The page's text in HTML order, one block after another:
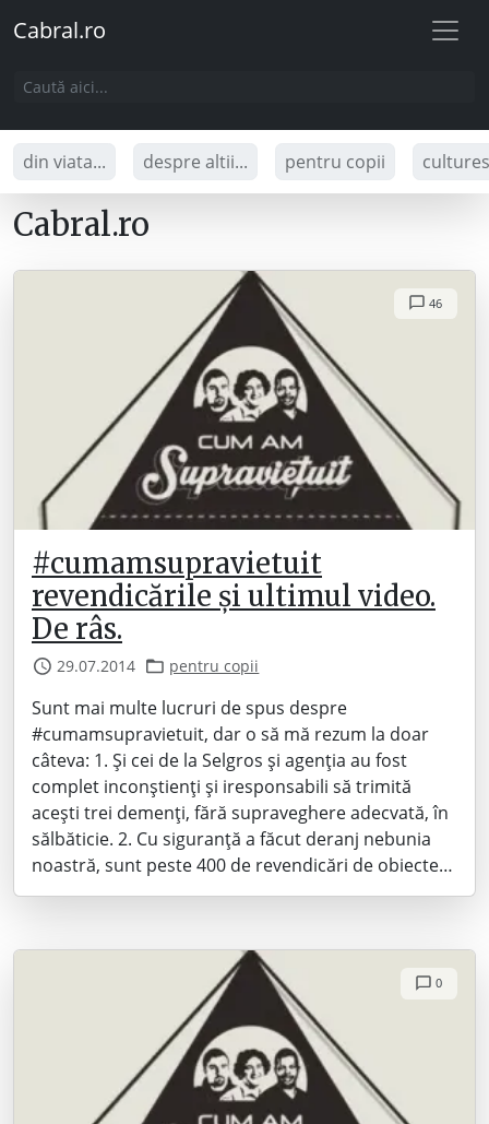
Cabral.ro
din viata... despre altii... pentru copii
Cabral.ro
46
#cumamsupravietuit
revendicările și ultimul video.
De râs.
29.07.2014 pentru copii
Sunt mai multe lucruri de spus despre
#cumamsupravietuit, dar o să mă rezum la doar
câteva: 1. Și cei de la Selgros și agenția au fost
complet inconștienți și iresponsabili să trimită
acești trei demenți, fără supraveghere adecvată, în
sălbăticie. 2. Cu siguranță a făcut deranj nebunia
noastră, sunt peste 400 de revendicări de obiecte…
0